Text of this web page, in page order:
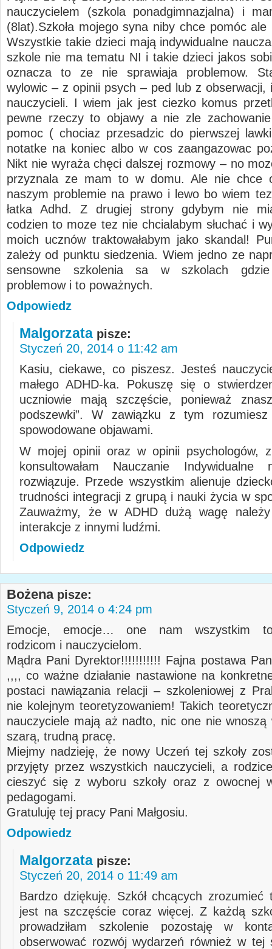
nauczycielem (szkola ponadgimnazjalna) i
(8lat).Szkoła mojego syna niby chce pomóc
Wszystkie takie dzieci mają indywidualne
szkole nie ma tematu NI i takie dzieci jakos
oznacza to ze nie sprawiaja problemow.
wylowic – z opinii psych – ped lub z obserwacji,
nauczycieli. I wiem jak jest ciezko komus
pewne rzeczy to objawy a nie zle
pomoc ( chociaz przesadzic do pierwszej
notatke na koniec albo w cos zaangazowac
Nikt nie wyraża chęci dalszej rozmowy – no
przyznala ze mam to w domu. Ale nie chce
naszym problemie na prawo i lewo bo wiem
łatka Adhd. Z drugiej strony gdybym nie
codzien to moze tez nie chcialabym słuchać i
moich ucznów traktowałabym jako skandal!
zależy od punktu siedzenia. Wiem jedno ze
sensowne szkolenia sa w szkolach
problemow i to poważnych.
Odpowiedz
Malgorzata pisze:
Styczeń 20, 2014 o 11:42 am
Kasiu, ciekawe, co piszesz. Jesteś
małego ADHD-ka. Pokuszę się o
uczniowie mają szczęście, ponieważ
podszewki”. W zawiązku z tym rozumiesz
spowodowane objawami.
W mojej opinii oraz w opinii psychologów,
konsultowałam Nauczanie Indywidualne
rozwiązuje. Przede wszystkim alienuje
trudności integracji z grupą i nauki życia w
Zauważmy, że w ADHD dużą wagę
interakcje z innymi ludźmi.
Odpowiedz
Bożena pisze:
Styczeń 9, 2014 o 4:24 pm
Emocje, emocje… one nam wszystkim
rodzicom i nauczycielom.
Mądra Pani Dyrektor!!!!!!!!!!! Fajna postawa
,,,, co ważne działanie nastawione na
postaci nawiązania relacji – szkoleniowej z
nie kolejnym teoretyzowaniem! Takich
nauczyciele mają aż nadto, nic one nie wnoszą
szarą, trudną pracę.
Miejmy nadzieję, że nowy Uczeń tej szkoły
przyjęty przez wszystkich nauczycieli, a
cieszyć się z wyboru szkoły oraz z owocnej
pedagogami.
Gratuluję tej pracy Pani Małgosiu.
Odpowiedz
Malgorzata pisze:
Styczeń 20, 2014 o 11:49 am
Bardzo dziękuję. Szkół chcących zrozumieć
jest na szczęście coraz więcej. Z każdą
prowadziłam szkolenie pozostaję w
obserwować rozwój wydarzeń również w tej